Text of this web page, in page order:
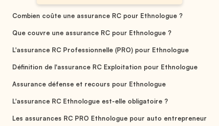
Combien coûte une assurance RC pour Ethnologue ?
Que couvre une assurance RC pour Ethnologue ?
L'assurance RC Professionnelle (PRO) pour Ethnologue
Définition de l'assurance RC Exploitation pour Ethnologue
Assurance défense et recours pour Ethnologue
L'assurance RC Ethnologue est-elle obligatoire ?
Les assurances RC PRO Ethnologue pour auto entrepreneur